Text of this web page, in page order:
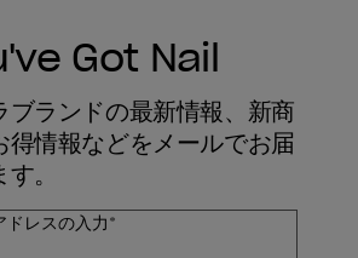
Got Nail
ブランドの最新情報、新商
得情報などをメールでお届
。
ドレスの入力*